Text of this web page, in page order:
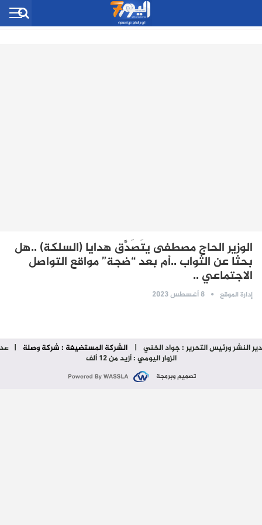
الوزير الحاج مصطفى يتَصَدَّق هدايا (السلكة) ..هل
بحثا عن الثواب ..أم بعد “ضجة” مواقع التواصل
الاجتماعي ..
إدارة الموقع 8 أغسطس 2023
النشر ورئيس التحرير : جواد الخني | الشركة المستضيفة : شركة وصلة |
الزوار اليومي : أزيد من 12 ألف
تصميم وبرمجة